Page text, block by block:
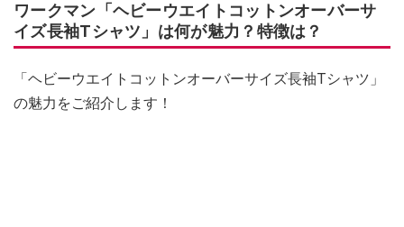
ワークマン「ヘビーウエイトコットンオーバーサ
イズ長袖Tシャツ」は何が魅力？特徴は？
「ヘビーウエイトコットンオーバーサイズ長袖Tシャツ」
の魅力をご紹介します！